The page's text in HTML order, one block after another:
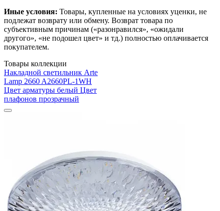
Иные условия: Товары, купленные на условиях уценки, не
подлежат возврату или обмену. Возврат товара по
субъективным причинам («разонравился», «ожидали
другого», «не подошел цвет» и тд.) полностью оплачивается
покупателем.
Товары коллекции
Накладной светильник Arte
Lamp 2660 A2660PL-1WH
Цвет арматуры белый Цвет
плафонов прозрачный